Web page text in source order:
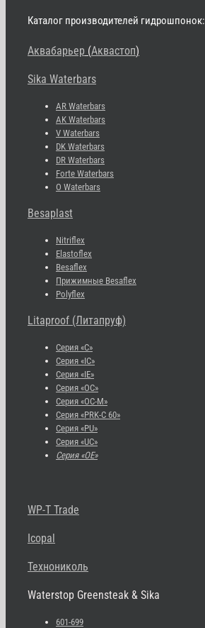
Каталог производителей гидрошпонок:
Аквабарьер (Аквастоп)
Sika Waterbars
AR Waterbars
AK Waterbars
V Waterbars
DK Waterbars
DR Waterbars
Forte Waterbars
O Waterbars
Besaplast
Nitriflex
Elastoflex
Besaflex
Прижимные Besaflex
Polyflex
Litaproof (Литапруф)
Серия «С»
Серия «IC»
Серия «IE»
Серия «OC»
Серия «OC-M»
Серия «PRK-C 60»
Серия «PU»
Серия «UC»
Серия «OE»
WP-T Trade
Icopal
Технониколь
Waterstop Greensteak & Sika
601-699